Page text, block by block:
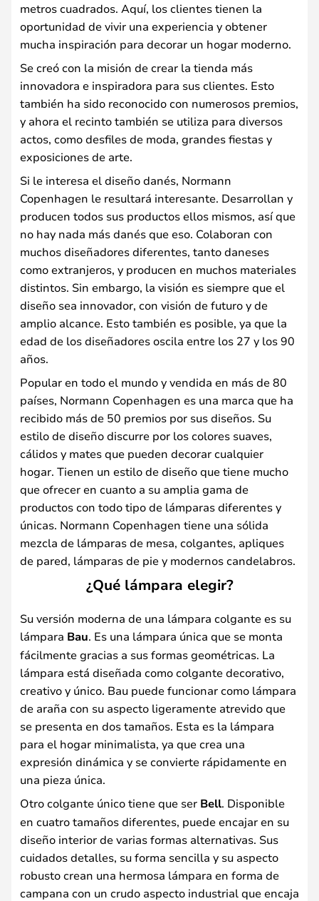
metros cuadrados. Aquí, los clientes tienen la
oportunidad de vivir una experiencia y obtener
mucha inspiración para decorar un hogar moderno.
Se creó con la misión de crear la tienda más
innovadora e inspiradora para sus clientes. Esto
también ha sido reconocido con numerosos premios,
y ahora el recinto también se utiliza para diversos
actos, como desfiles de moda, grandes fiestas y
exposiciones de arte.
Si le interesa el diseño danés, Normann
Copenhagen le resultará interesante. Desarrollan y
producen todos sus productos ellos mismos, así que
no hay nada más danés que eso. Colaboran con
muchos diseñadores diferentes, tanto daneses
como extranjeros, y producen en muchos materiales
distintos. Sin embargo, la visión es siempre que el
diseño sea innovador, con visión de futuro y de
amplio alcance. Esto también es posible, ya que la
edad de los diseñadores oscila entre los 27 y los 90
años.
Popular en todo el mundo y vendida en más de 80
países, Normann Copenhagen es una marca que ha
recibido más de 50 premios por sus diseños. Su
estilo de diseño discurre por los colores suaves,
cálidos y mates que pueden decorar cualquier
hogar. Tienen un estilo de diseño que tiene mucho
que ofrecer en cuanto a su amplia gama de
productos con todo tipo de lámparas diferentes y
únicas. Normann Copenhagen tiene una sólida
mezcla de lámparas de mesa, colgantes, apliques
de pared, lámparas de pie y modernos candelabros.
¿Qué lámpara elegir?
Su versión moderna de una lámpara colgante es su
lámpara Bau. Es una lámpara única que se monta
fácilmente gracias a sus formas geométricas. La
lámpara está diseñada como colgante decorativo,
creativo y único. Bau puede funcionar como lámpara
de araña con su aspecto ligeramente atrevido que
se presenta en dos tamaños. Esta es la lámpara
para el hogar minimalista, ya que crea una
expresión dinámica y se convierte rápidamente en
una pieza única.
Otro colgante único tiene que ser Bell. Disponible
en cuatro tamaños diferentes, puede encajar en su
diseño interior de varias formas alternativas. Sus
cuidados detalles, su forma sencilla y su aspecto
robusto crean una hermosa lámpara en forma de
campana con un crudo aspecto industrial que encaja